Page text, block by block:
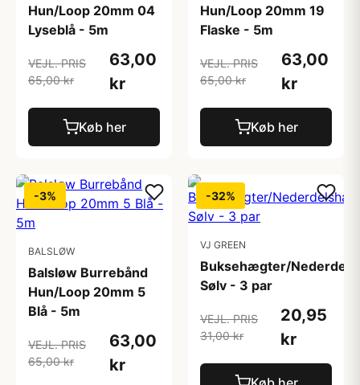
Hun/Loop 20mm 04
Lyseblå - 5m
VEJL. PRIS
65,00 kr
63,00
kr
Køb her
Hun/Loop 20mm 19
Flaske - 5m
VEJL. PRIS
65,00 kr
63,00
kr
Køb her
-3%
BALSLØW
Balsløw Burrebånd
Hun/Loop 20mm 5
Blå - 5m
VEJL. PRIS
65,00 kr
63,00
kr
-32%
VJ GREEN
Buksehægter/
Sølv - 3 par
VEJL. PRIS
31,00 kr
20,95
kr